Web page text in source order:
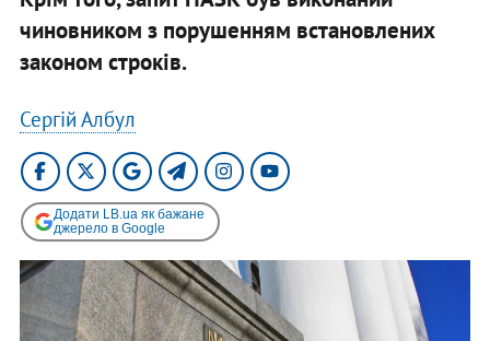
чиновником з порушенням встановлених
законом строків.
Сергій Албул
Додати LB.ua як бажане
джерело в Google